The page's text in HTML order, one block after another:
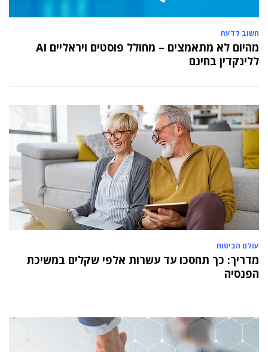
חשוב לדעת
מהיום לא מתאמצים – מחולל פוסטים ויראליים AI
ללינקדין בחינם
עולם הביטוח
מדריך: כך תחסכו עד עשרות אלפי שקלים במשיכת
הפנסיה